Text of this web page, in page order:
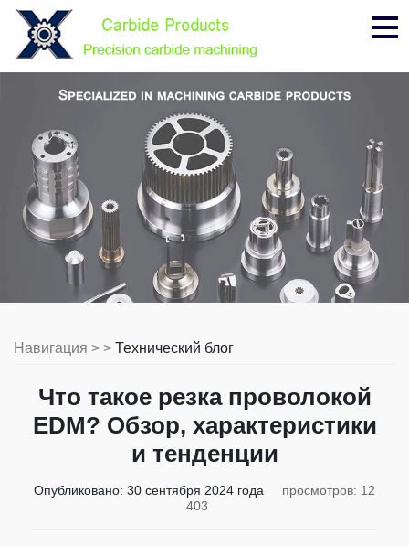
Навигация > > Технический блог
Что такое резка проволокой
EDM? Обзор, характеристики
и тенденции
Опубликовано: 30 сентября 2024 года
просмотров: 12
403